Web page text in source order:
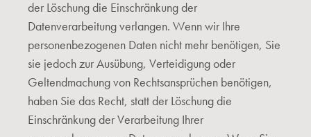
der Löschung die Einschränkung der
Datenverarbeitung verlangen. Wenn wir Ihre
personenbezogenen Daten nicht mehr benötigen, Sie
sie jedoch zur Ausübung, Verteidigung oder
Geltendmachung von Rechtsansprüchen benötigen,
haben Sie das Recht, statt der Löschung die
Einschränkung der Verarbeitung Ihrer